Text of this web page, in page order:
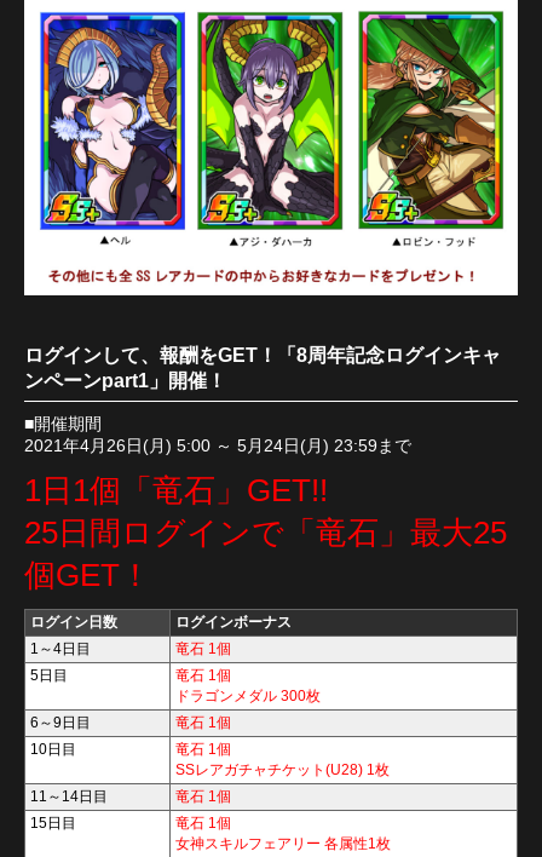
ログインして、報酬をGET！「8周年記念ログインキャ
ンペーンpart1」開催！
■開催期間
2021年4月26日(月) 5:00 ～ 5月24日(月) 23:59まで
1日1個「竜石」GET!!
25日間ログインで「竜石」最大25
個GET！
ログイン日数
ログインボーナス
1～4日目
竜石 1個
5日目
竜石 1個
ドラゴンメダル 300枚
6～9日目
竜石 1個
10日目
竜石 1個
SSレアガチャチケット(U28) 1枚
11～14日目
竜石 1個
15日目
竜石 1個
女神スキルフェアリー 各属性1枚